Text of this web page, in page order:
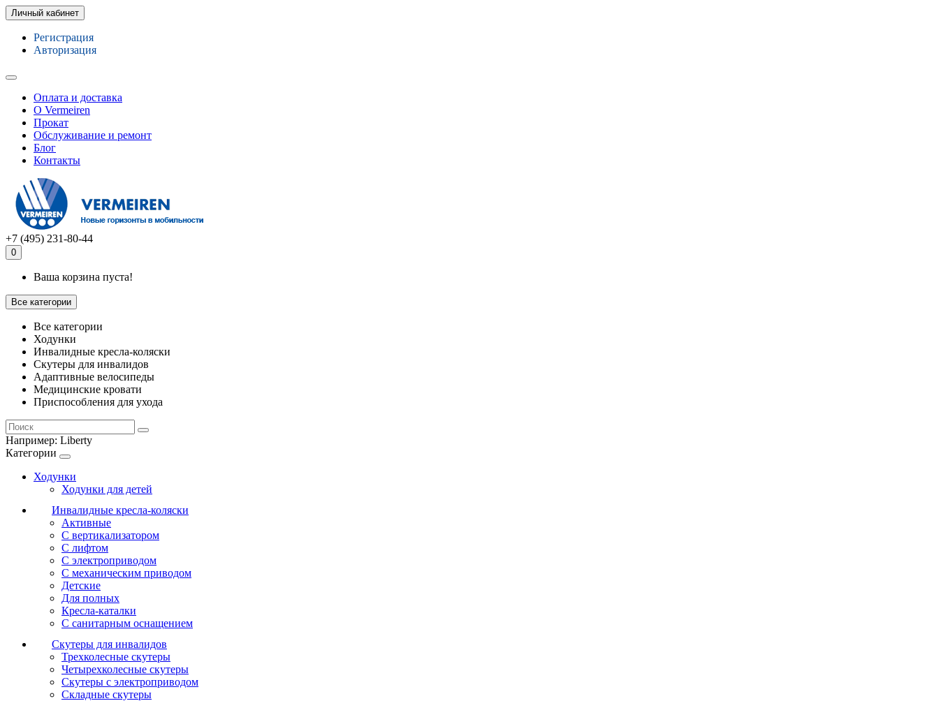
Личный кабинет
Регистрация
Авторизация
Оплата и доставка
О Vermeiren
Прокат
Обслуживание и ремонт
Блог
Контакты
+7 (495) 231-80-44
0
Ваша корзина пуста!
Все категории
Все категории
Ходунки
Инвалидные кресла-коляски
Скутеры для инвалидов
Адаптивные велосипеды
Медицинские кровати
Приспособления для ухода
Например: Liberty
Категории
Ходунки
Ходунки для детей
Инвалидные кресла-коляски
Активные
С вертикализатором
С лифтом
С электроприводом
С механическим приводом
Детские
Для полных
Кресла-каталки
С санитарным оснащением
Скутеры для инвалидов
Трехколесные скутеры
Четырехколесные скутеры
Скутеры с электроприводом
Складные скутеры